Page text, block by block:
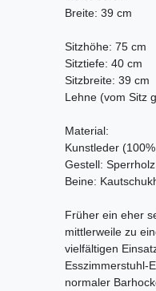
Breite: 39 cm
Sitzhöhe: 75 cm
Sitztiefe: 40 cm
Sitzbreite: 39 cm
Lehne (vom Sitz
Material:
Kunstleder
Gestell:
Beine:
Früher ein eher
mittlerweile zu
vielfältigen
Esszimmerstuhl-
normaler